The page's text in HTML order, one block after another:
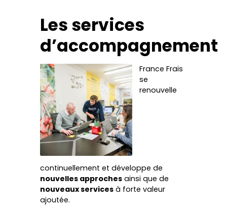
Les services
d’accompagnement
France Frais
se
renouvelle
continuellement et développe de
nouvelles approchesainsi que de
nouveaux servicesà forte valeur
ajoutée.